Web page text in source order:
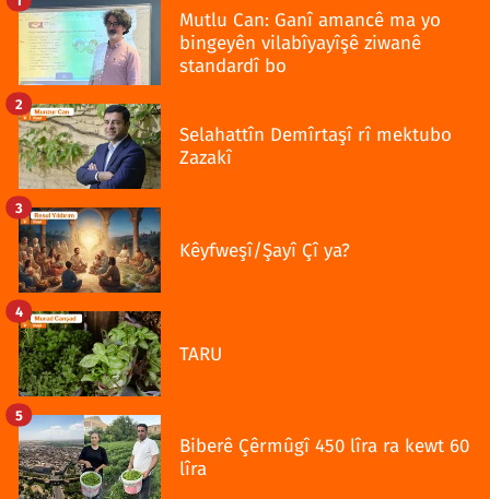
Mutlu Can: Ganî amancê ma yo
bingeyên vilabîyayîşê ziwanê
standardî bo
Selahattîn Demîrtaşî rî mektubo
Zazakî
2
Kêyfweşî/Şayî Çî ya?
3
TARU
4
Biberê Çêrmûgî 450 lîra ra kewt 60
lîra
5